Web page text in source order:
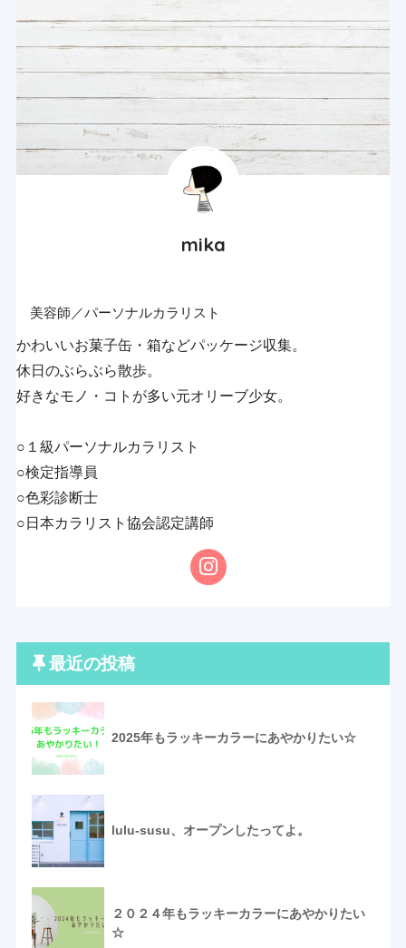
mika
美容師／パーソナルカラリスト
かわいいお菓子缶・箱などパッケージ収集。
休日のぶらぶら散歩。
好きなモノ・コトが多い元オリーブ少女。
○１級パーソナルカラリスト
○検定指導員
○色彩診断士
○日本カラリスト協会認定講師
最近の投稿
2025年もラッキーカラーにあやかりたい☆
lulu-susu、オープンしたってよ。
２０２４年もラッキーカラーにあやかりたい
☆